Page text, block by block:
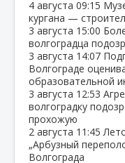
4 августа 09:15
кургана —
3 августа 15:00
волгоградца
3 августа 14:07
Волгограде
образовательной
3 августа 12:53
волгоградку
прохожую
2 августа 11:45
„Арбузный
Волгограда